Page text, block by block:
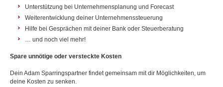
Unterstützung bei Unternehmens­planung und Forecast
Weiterentwicklung deiner Unternehmens­steuerung
Hilfe bei Gesprächen mit deiner Bank oder Steuerberatung
… und noch viel mehr!
Spare unnötige oder versteckte Kosten
Dein Adam Sparringspartner findet gemeinsam mit dir Möglichkeiten, um
deine Kosten zu senken.